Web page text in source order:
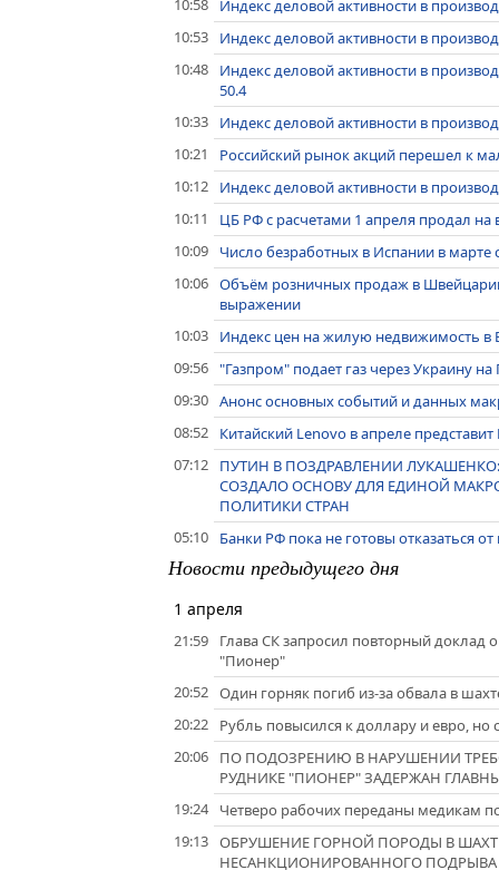
10:58
Индекс деловой активности в
10:53
Индекс деловой активности в
10:48
Индекс деловой активности в
50.4
10:33
Индекс деловой активности в
10:21
Российский рынок акций перешел к
10:12
Индекс деловой активности в
10:11
ЦБ РФ с расчетами 1 апреля продал
10:09
Число безработных в Испании в марте
10:06 Объём розничных продаж в
выражении
10:03
Индекс цен на жилую недвижимость в
09:56 "Газпром" подает газ через Украину
09:30 Анонс основных событий и данных
08:52
Китайский Lenovo в апреле
07:12
ПУТИН В ПОЗДРАВЛЕНИИ
СОЗДАЛО ОСНОВУ ДЛЯ ЕДИНОЙ
ПОЛИТИКИ СТРАН
05:10
Банки РФ пока не готовы отказаться
Новости предыдущего дня
1 апреля
21:59
Глава СК запросил повторный доклад
"Пионер"
20:52 Один горняк погиб из-за обвала в
20:22
Рубль повысился к доллару и евро, но
20:06
ПО ПОДОЗРЕНИЮ В НАРУШЕНИИ
РУДНИКЕ "ПИОНЕР" ЗАДЕРЖАН
19:24
Четверо рабочих переданы медикам
19:13 ОБРУШЕНИЕ ГОРНОЙ ПОРОДЫ В
НЕСАНКЦИОНИРОВАННОГО ПОДРЫВА